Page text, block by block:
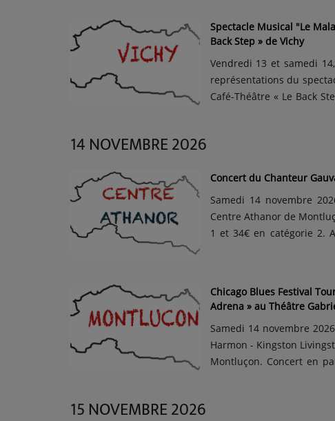
Spectacle Musical "Le
Back Step » de Vichy
Vendredi 13 et samedi
représentations du
Café-Théâtre « Le Back
14 NOVEMBRE 2026
Concert du Chanteur
Samedi 14 novembre
Centre Athanor de
1 et 34€ en catégorie 2.
Chicago Blues Festival
Adrena » au Théâtre
Samedi 14 novembre
Harmon - Kingston
Montluçon. Concert en partenariat avec le 109 SMAC de Montluçon. Durée :
15 NOVEMBRE 2026